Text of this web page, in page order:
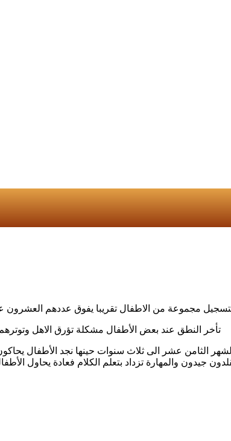
مجموعة من الاطفال تقريبا يفوق عددهم العشرون
تأخر النطق عند بعض الأطفال مشكلة تؤرق الاهل
الثامن عشر الى ثلاث سنوات حينها نجد الأطفال
جيدون والمهارة تزداد بتعلم الكلام فعادة يحاول